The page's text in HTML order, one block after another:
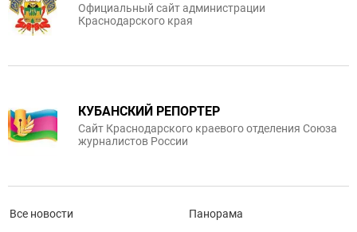
Официальный сайт администрации
Краснодарского края
КУБАНСКИЙ РЕПОРТЕР
Сайт Краснодарского краевого отделения Союза
журналистов России
Все новости Панорама